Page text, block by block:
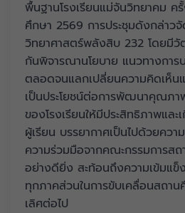
พื้นฐานโรงเรียนแม่จันวิทยาคม ค
ศึกษา 2569 การประชุมดังกล่า
วิทยาศาสตร์พลังสิบ 232 โดยมีวั
กันพิจารณานโยบาย แนวทางการ
ตลอดจนแลกเปลี่ยนความคิดเห็น
เป็นประโยชน์ต่อการพัฒนาคุณภา
ของโรงเรียนให้มีประสิทธิภาพแล
ผู้เรียน บรรยากาศเป็นไปด้วยควา
ความร่วมมือจากคณะกรรมการส
อย่างดียิ่ง สะท้อนถึงความเข้มแข็
ทุกภาคส่วนในการขับเคลื่อนสถาน
เลิศต่อไป